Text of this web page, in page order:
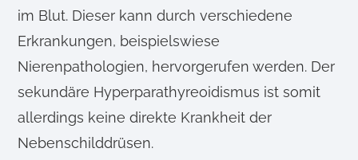
im Blut. Dieser kann durch verschiedene
Erkrankungen, beispielswiese
Nierenpathologien, hervorgerufen werden. Der
sekundäre Hyperparathyreoidismus ist somit
allerdings keine direkte Krankheit der
Nebenschilddrüsen.